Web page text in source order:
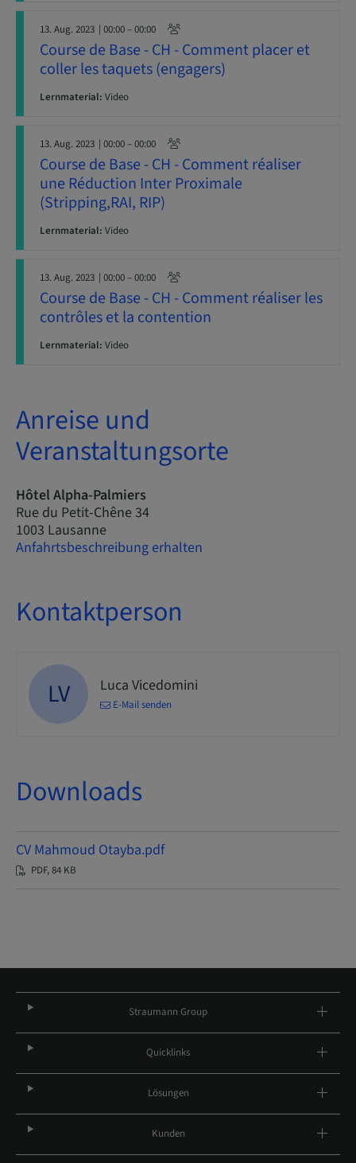
13. Aug. 2023 | 00:00 – 00:00
Course de Base - CH - Comment placer et
coller les taquets (engagers)
Lernmaterial: Video
13. Aug. 2023 | 00:00 – 00:00
Course de Base - CH - Comment réaliser
une Réduction Inter Proximale
(Stripping,RAI, RIP)
Lernmaterial: Video
13. Aug. 2023 | 00:00 – 00:00
Course de Base - CH - Comment réaliser les
contrôles et la contention
Lernmaterial: Video
Anreise und
Veranstaltungsorte
Hôtel Alpha-Palmiers
Rue du Petit-Chêne 34
1003 Lausanne
Anfahrtsbeschreibung erhalten
Kontaktperson
LV Luca Vicedomini
E-Mail senden
Downloads
CV Mahmoud Otayba.pdf
PDF, 84 KB
Straumann Group
Quicklinks
Lösungen
Kunden